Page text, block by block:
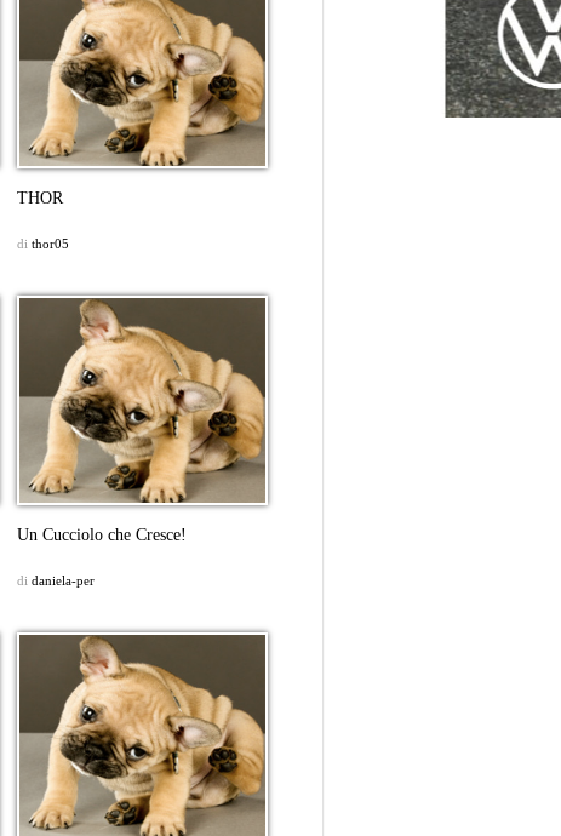
THOR
di thor05
Un Cucciolo che Cresce!
di daniela-per